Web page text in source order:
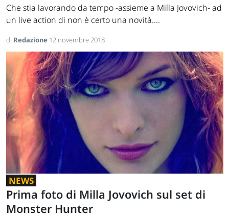
Che stia lavorando da tempo -assieme a Milla Jovovich- ad
un live action di non è certo una novità....
di Redazione 12 novembre 2018
NEWS
Prima foto di Milla Jovovich sul set di
Monster Hunter